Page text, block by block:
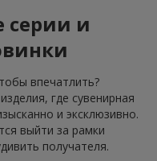
серии и
впечатлить?
где сувенирная
и эксклюзивно.
выйти за рамки
получателя.